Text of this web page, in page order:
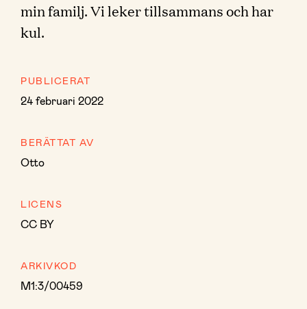
min familj. Vi leker tillsammans och har
kul.
PUBLICERAT
24 februari 2022
BERÄTTAT AV
Otto
LICENS
CC BY
ARKIVKOD
M1:3/00459